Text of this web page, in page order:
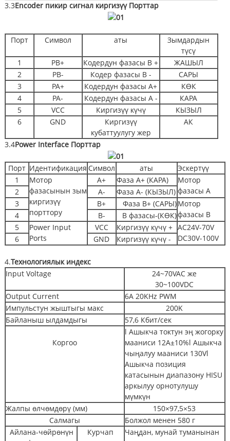
3.3Encoder пикир сигнал киргизүү Порттар
Порт Символ аты
Зымдардын
түсү
1
PB+ Кодердун фазасы B +
ЖАШЫЛ
2
PB- Кодер фазасы B -
САРЫ
3
PA+ Кодердун фазасы A+
КӨК
4
PA- Кодердун фазасы А -
КАРА
5
VCC Киргизүү күчү
КЫЗЫЛ
6
GND
Киргизүү
кубаттуулугу жер
АК
3.4Power Interface Порттар
Порт Идентификация Символ аты
Эскертүү
1
Мотор
фазасынын зым
киргизүү
порттору
A+ Фаза A+ (КАРА)
Мотор
фазасы А
2 A-
Фаза A- (КЫЗЫЛ)
3
B+ Фаза B+ (САРЫ)Мотор
фазасы В
4 B-
B фазасы-(КӨК)
5
Power Input
Ports
VCC Киргизүү күчү + AC24V-70V
DC30V-100V
6 GND Киргизүү күчү -
4.Технологиялык индекс
Input Voltage
24~70VAC же
30~100VDC
Output Current
6A 20KHz PWM
Импульстун жыштыгы макс
200K
Байланыш ылдамдыгы
57,6 Кбит/сек
Коргоо
l Ашыкча токтун эң жогорку
мааниси 12A±10%l Ашыкча
чыңалуу мааниси 130Vl
Ашыкча позиция
катасынын диапазону HISU
аркылуу орнотулушу
мүмкүн
Жалпы өлчөмдөрү (мм)
150×97,5×53
Салмагы
Болжол менен 580 г
Айлана-чөйрөнүн
Курчап
Чаңдан, мунай туманынан